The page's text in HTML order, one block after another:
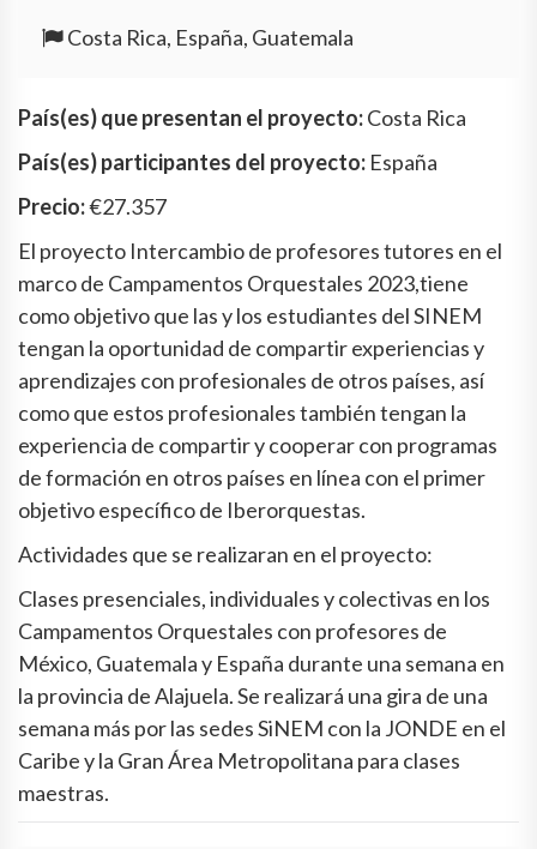
Costa Rica, España, Guatemala
País(es) que presentan el proyecto:Costa Rica
País(es) participantes del proyecto: España
Precio:€27.357
El proyecto Intercambio de profesores tutores en el
marco de Campamentos Orquestales 2023,tiene
como objetivo que las y los estudiantes del SINEM
tengan la oportunidad de compartir experiencias y
aprendizajes con profesionales de otros países, así
como que estos profesionales también tengan la
experiencia de compartir y cooperar con programas
de formación en otros países en línea con el primer
objetivo específico de Iberorquestas.
Actividades que se realizaran en el proyecto:
Clases presenciales, individuales y colectivas en los
Campamentos Orquestales con profesores de
México, Guatemala y España durante una semana en
la provincia de Alajuela. Se realizará una gira de una
semana más por las sedes SiNEM con la JONDE en el
Caribe y la Gran Área Metropolitana para clases
maestras.